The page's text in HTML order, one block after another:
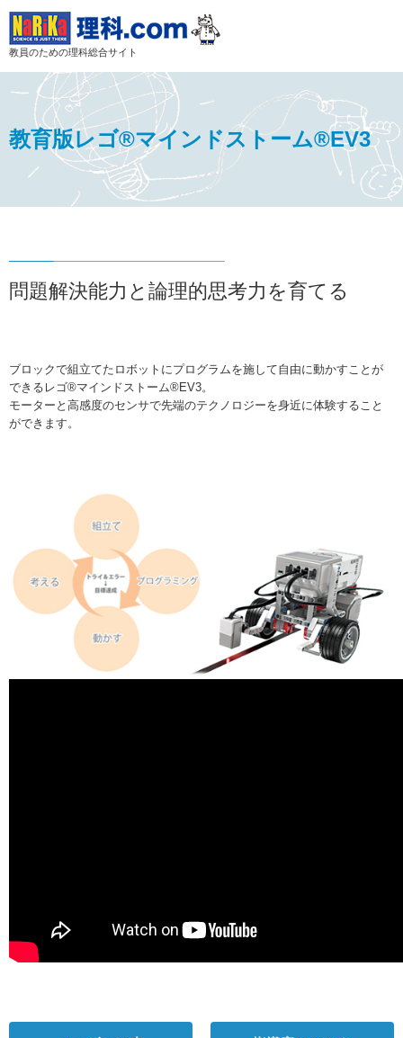
教員のための理科総合サイト
教育版レゴ®マインドストーム®EV3
問題解決能力と論理的思考力を育てる
ブロックで組立てたロボットにプログラムを施して自由に動かすことが
できるレゴ®マインドストーム®EV3。
モーターと高感度のセンサで先端のテクノロジーを身近に体験すること
ができます。